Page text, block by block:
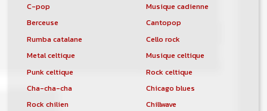
C-pop
Musique cadienne
Berceuse
Cantopop
Rumba catalane
Cello rock
Metal celtique
Musique celtique
Punk celtique
Rock celtique
Cha-cha-cha
Chicago blues
Rock chilien
Chillwave